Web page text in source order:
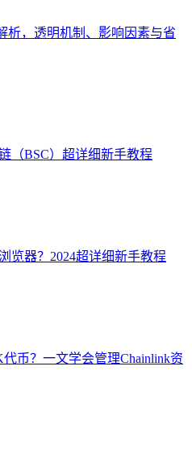
析，透明机制、影响因素与省
（BSC）超详细新手教程
览器？2024超详细新手教程
币？一文学会管理Chainlink资